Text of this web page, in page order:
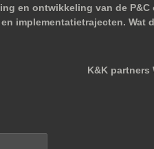
en ontwikkeling van de
implementatietrajecten.
K&K partners